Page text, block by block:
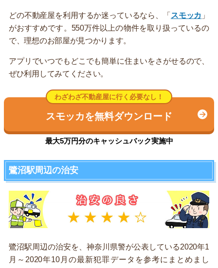
どの不動産屋を利用するか迷っているなら、「 スモッカ 」
がおすすめです。550万件以上の物件を取り扱っているの
で、理想のお部屋が見つかります。
アプリでいつでもどこでも簡単に住まいをさがせるので、
ぜひ利用してみてください。
わざわざ不動産屋に行く必要なし！
スモッカを無料ダウンロード
最大5万円分のキャッシュバック実施中
鷺沼駅周辺の治安
鷺沼駅周辺の治安を、神奈川県警が公表している2020年1
月～2020年10月の最新犯罪データを参考にまとめまし